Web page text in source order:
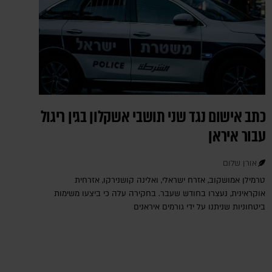
כתב אישום נגד שני תושבי אשקלון בגין ריגול
עבור איראן
אורן שלום
טרמילן אמושקוב, אזרח ישראלי, ואלינה קושנירקו, אזרחית
אוקראינית, נעצרו בחודש שעבר. בחקירה עלה כי ביצעו משימות
ביטחוניות שניתנו על ידי גורמים איראנים